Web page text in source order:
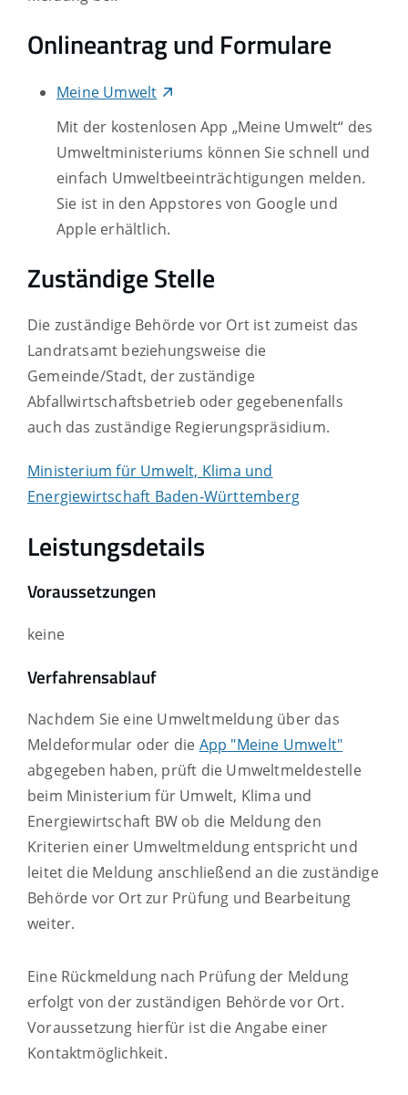
Onlineantrag und Formulare
Meine Umwelt
Mit der kostenlosen App „Meine Umwelt“ des
Umweltministeriums können Sie schnell und
einfach Umweltbeeinträchtigungen melden.
Sie ist in den Appstores von Google und
Apple erhältlich.
Zuständige Stelle
Die zuständige Behörde vor Ort ist zumeist das
Landratsamt beziehungsweise die
Gemeinde/Stadt, der zuständige
Abfallwirtschaftsbetrieb oder gegebenenfalls
auch das zuständige Regierungspräsidium.
Ministerium für Umwelt, Klima und
Energiewirtschaft Baden-Württemberg
Leistungsdetails
Voraussetzungen
keine
Verfahrensablauf
Nachdem Sie eine Umweltmeldung über das
Meldeformular oder die App "Meine Umwelt"
abgegeben haben, prüft die Umweltmeldestelle
beim Ministerium für Umwelt, Klima und
Energiewirtschaft BW ob die Meldung den
Kriterien einer Umweltmeldung entspricht und
leitet die Meldung anschließend an die zuständige
Behörde vor Ort zur Prüfung und Bearbeitung
weiter.
Eine Rückmeldung nach Prüfung der Meldung
erfolgt von der zuständigen Behörde vor Ort.
Voraussetzung hierfür ist die Angabe einer
Kontaktmöglichkeit.